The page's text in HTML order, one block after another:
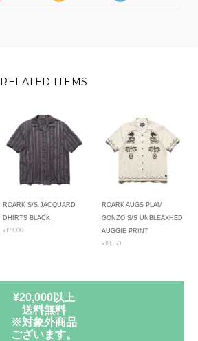
RELATED ITEMS
ROARK S/S JACQUARD
DHIRTS BLACK
¥17,600
ROARK AUGS PLAM
GONZO S/S UNBLEAXHED
AUGGIE PRINT
¥18,150
¥20,000以上
送料無料
※対象外商品
ございます。